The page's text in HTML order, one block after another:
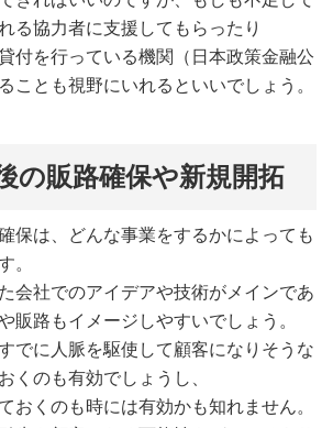
る協力者に支援してもらったり
付を行っている機関（日本政策金融公
ことも視野にいれるといいでしょう。
の販路確保や新規開拓
保は、どんな事業をするかによっても
。
会社でのアイデアや技術がメインであ
販路もイメージしやすいでしょう。
でに人脈を駆使して顧客になりそうな
くのも有効でしょうし、
おくのも時には有効かも知れません。